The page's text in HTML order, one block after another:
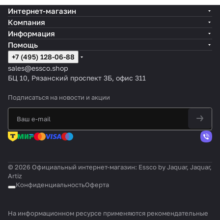
Интернет-магазин
Компания
Информация
Помощь
+7 (495) 128-06-88
sales@essco.shop
БЦ 10, Рязанский проспект 3Б, офис 311
Подписаться на новости и акции
© 2026 Официальный интернет-магазин: Essco by Jaquar, Jaquar,
Artiz
КонфиденциальностьОферта
На информационном ресурсе применяются рекомендательные